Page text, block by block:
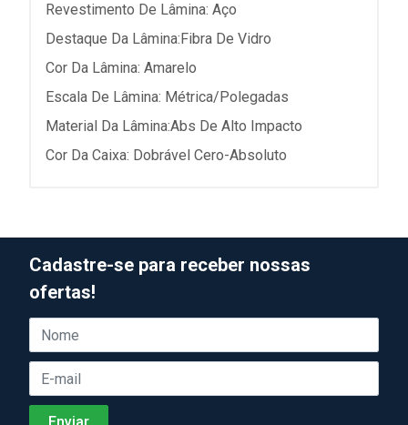
Revestimento De Lâmina: Aço
Destaque Da Lâmina:Fibra De Vidro
Cor Da Lâmina: Amarelo
Escala De Lâmina: Métrica/Polegadas
Material Da Lâmina:Abs De Alto Impacto
Cor Da Caixa: Dobrável Cero-Absoluto
Cadastre-se para receber nossas
ofertas!